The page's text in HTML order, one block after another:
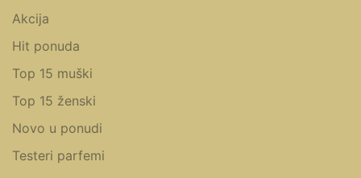
Akcija
Hit ponuda
Top 15 muški
Top 15 ženski
Novo u ponudi
Testeri parfemi